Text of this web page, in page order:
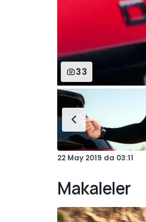
33
22 May 2019 da 03:11
Makaleler